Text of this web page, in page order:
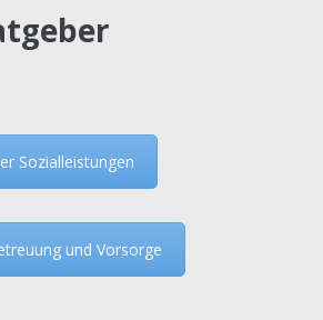
Sozialleistungen
und Vorsorge